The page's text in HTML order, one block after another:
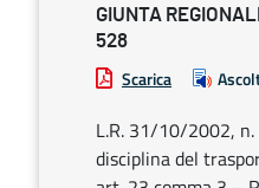
GIUNTA
528
Scarica
L.R. 31/10/2002, n.
disciplina del